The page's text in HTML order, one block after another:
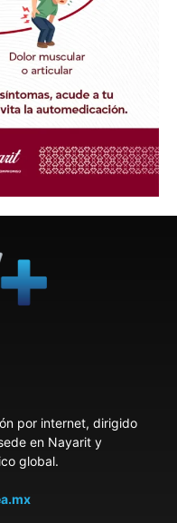
por internet, dirigido
en Nayarit y
global.